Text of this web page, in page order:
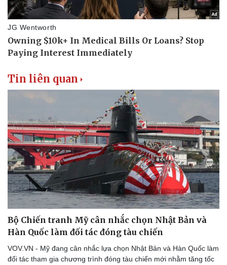
Tin liên quan
Bộ Chiến tranh Mỹ cân nhắc chọn Nhật Bản và
Hàn Quốc làm đối tác đóng tàu chiến
VOV.VN - Mỹ đang cân nhắc lựa chọn Nhật Bản và Hàn Quốc làm
đối tác tham gia chương trình đóng tàu chiến mới nhằm tăng tốc